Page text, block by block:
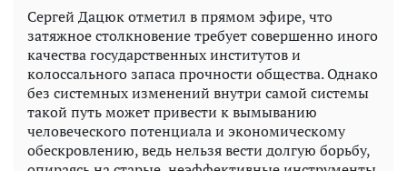
Сергей Дацюк отметил в прямом эфире, что
затяжное столкновение требует совершенно иного
качества государственных институтов и
колоссального запаса прочности общества. Однако
без системных изменений внутри самой системы
такой путь может привести к вымыванию
человеческого потенциала и экономическому
обескровлению, ведь нельзя вести долгую борьбу,